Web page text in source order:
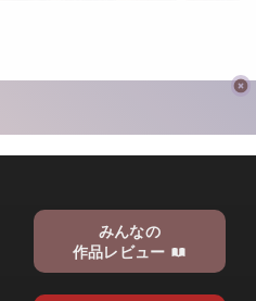
みんなの
作品レビュー